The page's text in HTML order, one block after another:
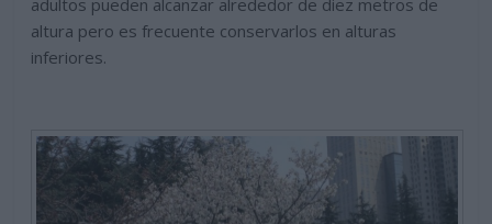
adultos pueden alcanzar alrededor de diez metros de
altura pero es frecuente conservarlos en alturas
inferiores.